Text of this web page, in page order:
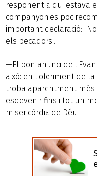
responent a qui estava
companyonies poc
important declaració:
els pecadors".
—El bon anunci de
això: en l'oferiment de la
troba aparentment
esdevenir fins i tot un
misericòrdia de Déu.